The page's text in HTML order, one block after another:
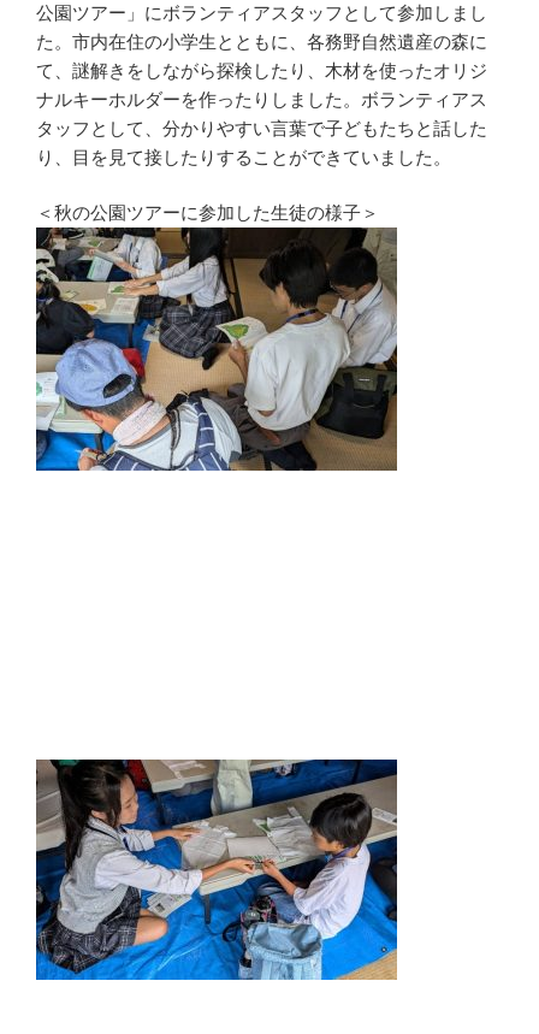
公園ツアー」にボランティアスタッフとして参加しまし
た。市内在住の小学生とともに、各務野自然遺産の森に
て、謎解きをしながら探検したり、木材を使ったオリジ
ナルキーホルダーを作ったりしました。ボランティアス
タッフとして、分かりやすい言葉で子どもたちと話した
り、目を見て接したりすることができていました。
＜秋の公園ツアーに参加した生徒の様子＞